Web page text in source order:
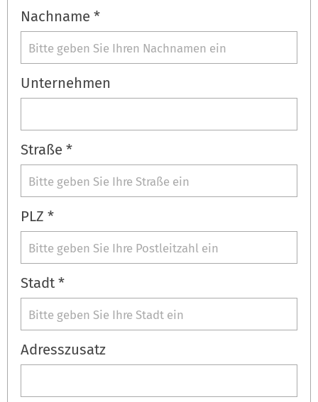
Nachname *
Unternehmen
Straße *
PLZ *
Stadt *
Adresszusatz